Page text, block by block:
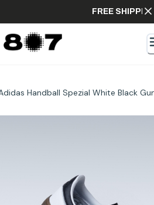
FREE
Handball Spezial White Black